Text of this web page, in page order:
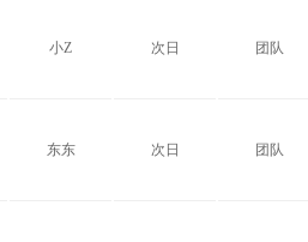
小Z 次日 团队
东东 次日 团队